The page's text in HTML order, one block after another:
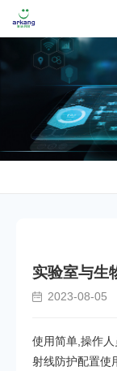
实验室与生
2023-08-05
使用简单,操作
射线防护配置使